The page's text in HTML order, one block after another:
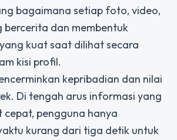
bagaimana setiap foto, video,
bercerita dan membentuk
kuat saat dilihat secara
kisi profil.
kepribadian dan nilai
Di tengah arus informasi yang
cepat, pengguna hanya
kurang dari tiga detik untuk